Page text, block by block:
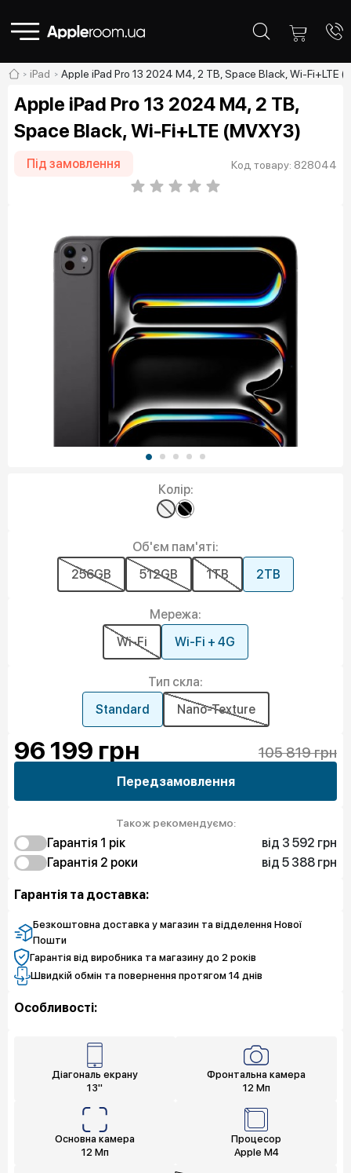
iPad Apple iPad Pro 13 2024 M4, 2 TB, Space Black, Wi-Fi+LTE
Apple iPad Pro 13 2024 M4, 2 TB,
Space Black, Wi-Fi+LTE (MVXY3)
Під замовлення Код товару: 828044
Колір:
Об'єм пам'яті:
256GB
512GB 1TB 2TB
Мережа:
Wi-Fi
Wi-Fi + 4G
Тип скла:
Standard
Nano-Texture
96 199 грн 105 819 грн
Передзамовлення
Також рекомендуємо:
Гарантія 1 рiк
від 3 592 грн
Захист від браку
3 592 грн
Гарантія 2 роки
від 5 388 грн
Захист екрана
Гарантія та доставка:
Безкоштовна доставка у магазин та відделення Нової
Пошти
Гарантія від виробника та магазину до 2 років
Швидкій обмін та повернення протягом 14 днів
Особливості:
Діагональ екрану
13"
Фронтальна камера
12 Мп
Основна камера
12 Мп
Процесор
Apple M4